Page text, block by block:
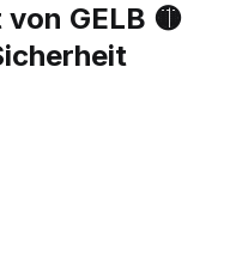
GELB 🟡